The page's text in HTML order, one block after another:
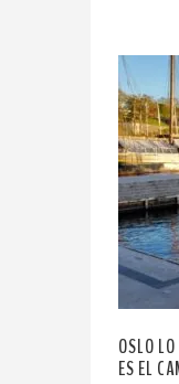
OSLO
ES EL